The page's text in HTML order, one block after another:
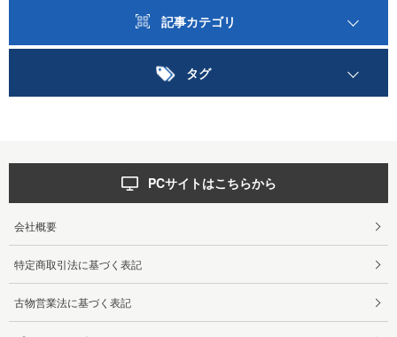
記事カテゴリ
タグ
PCサイトはこちらから
会社概要
特定商取引法に基づく表記
古物営業法に基づく表記